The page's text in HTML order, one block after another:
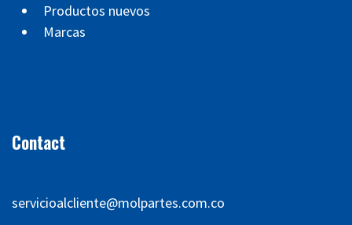
Productos nuevos
Marcas
Contact
servicioalcliente@molpartes.com.co